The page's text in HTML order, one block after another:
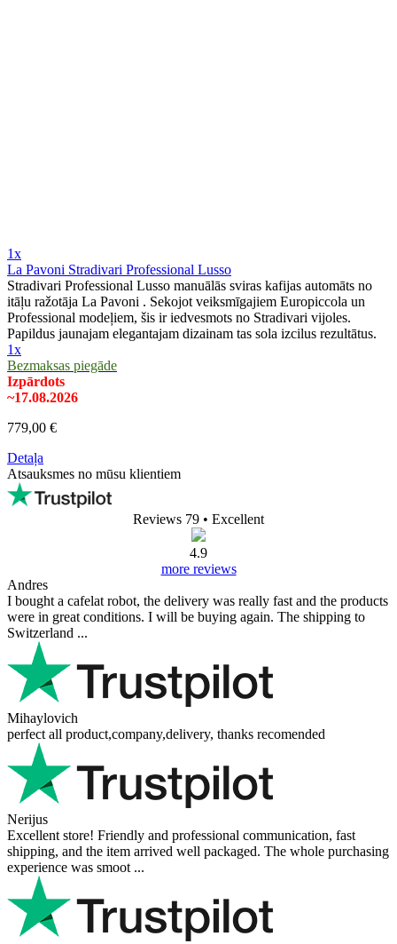
1x
La Pavoni Stradivari Professional Lusso
Stradivari Professional Lusso manuālās sviras kafijas automāts no
itāļu ražotāja La Pavoni . Sekojot veiksmīgajiem Europiccola un
Professional modeļiem, šis ir iedvesmots no Stradivari vijoles.
Papildus jaunajam elegantajam dizainam tas sola izcilus rezultātus.
1x
Bezmaksas piegāde
Izpārdots
~17.08.2026
779,00 €
Detaļa
Atsauksmes no mūsu klientiem
Reviews 79 • Excellent
4.9
more reviews
Andres
I bought a cafelat robot, the delivery was really fast and the products
were in great conditions. I will be buying again. The shipping to
Switzerland ...
Mihaylovich
perfect all product,company,delivery, thanks recomended
Nerijus
Excellent store! Friendly and professional communication, fast
shipping, and the item arrived well packaged. The whole purchasing
experience was smoot ...